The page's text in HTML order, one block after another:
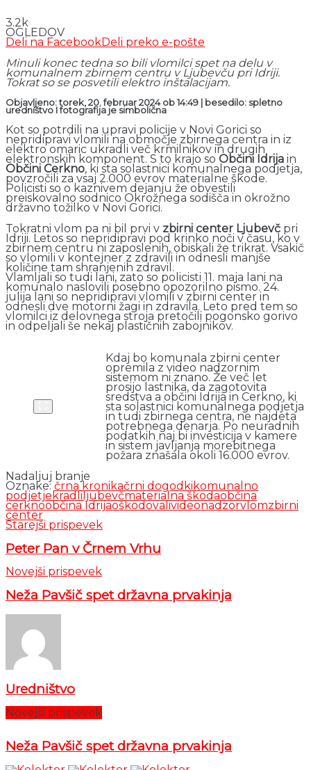
3.2k
OGLEDOV
Deli na FacebookDeli preko e-pošte
Minuli konec tedna so bili vlomilci spet na delu v
komunalnem zbirnem centru v Ljubevču pri Idriji.
Tokrat so se posvetili elektro inštalacijam.
Objavljeno: torek, 20. februar 2024 ob 14:49 | besedilo: spletno
uredništvo I fotografija je simbolična
Kot so potrdili na upravi policije v Novi Gorici so
nepridipravi vlomili na območje zbirnega centra in iz
elektro omaric ukradli več krmilnikov in drugih
elektronskih komponent. S to krajo so Občini Idrija in
Občini Cerkno, ki sta solastnici komunalnega podjetja,
povzročili za vsaj 2.000 evrov materialne škode.
Policisti so o kaznivem dejanju že obvestili
preiskovalno sodnico Okrožnega sodišča in okrožno
državno tožilko v Novi Gorici.
Tokratni vlom pa ni bil prvi v zbirni center Ljubevč pri
Idriji. Letos so nepridipravi pod krinko noči v času, ko v
zbirnem centru ni zaposlenih, obiskali že trikrat. Vsakič
so vlomili v kontejner z zdravili in odnesli manjše
količine tam shranjenih zdravil.
Vlamljali so tudi lani, zato so policisti 11. maja lani na
komunalo naslovili posebno opozorilno pismo. 24.
julija lani so nepridipravi vlomili v zbirni center in
odnesli dve motorni žagi in zdravila. Leto pred tem so
vlomilci iz delovnega stroja pretočili pogonsko gorivo
in odpeljali še nekaj plastičnih zabojnikov.
Kdaj bo komunala zbirni center
opremila z video nadzornim
sistemom ni znano. Že več let
prosijo lastnika, da zagotovita
sredstva a občini Idrija in Cerkno, ki
sta solastnici komunalnega podjetja
in tudi zbirnega centra, ne najdeta
potrebnega denarja. Po neuradnih
podatkih naj bi investicija v kamere
in sistem javljanja morebitnega
požara znašala okoli 16.000 evrov.
Nadaljuj branje
Oznake: črna kronikačrni dogodki komunalno
podjetje kradliljubevčmaterialna škodaobčina
cerknoobčina Idrijaoškodovalivideonadzorvlomzbirni
center
Starejši prispevek
Peter Pan v Črnem Vrhu
Novejši prispevek
Neža Pavšič spet državna prvakinja
Uredništvo
Novejši prispevek
Neža Pavšič spet državna prvakinja